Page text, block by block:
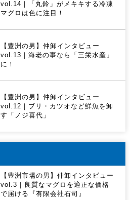
vol.14｜「丸鈴」がメキキする冷凍
マグロは色に注目！
【豊洲の男】仲卸インタビュー
vol.13｜海老の事なら「三栄水産」
に！
【豊洲の男】仲卸インタビュー
vol.12｜ブリ・カツオなど鮮魚を卸
す「ノジ喜代」
【豊洲市場の男】仲卸インタビュー
vol.3｜良質なマグロを適正な価格
で届ける『有限会社石司』